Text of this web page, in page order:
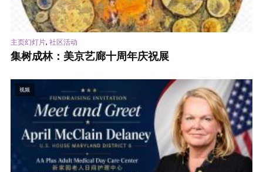
主页幻灯片, 社区活动
集树成林：美京艺廊十周年庆祝展
视频